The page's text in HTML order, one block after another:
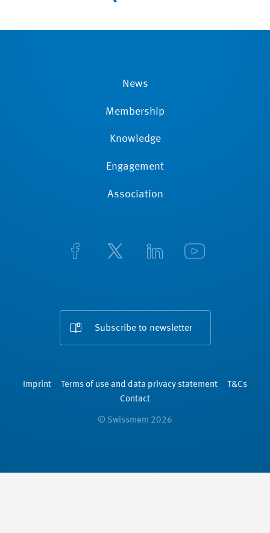
News
Membership
Knowledge
Engagement
Association
Subscribe to newsletter
Imprint Terms of use and data privacy statement
T&Cs
Contact
© Swissmem 2026